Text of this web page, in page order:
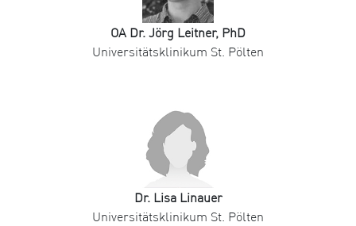
OA Dr. Jörg Leitner, PhD
Universitätsklinikum St. Pölten
Dr. Lisa Linauer
Universitätsklinikum St. Pölten